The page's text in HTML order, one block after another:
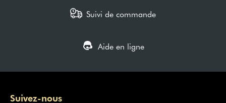
Suivi de commande
Aide en ligne
Suivez-nous